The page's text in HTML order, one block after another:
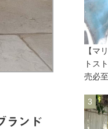
ランド
【マ
トス
売必